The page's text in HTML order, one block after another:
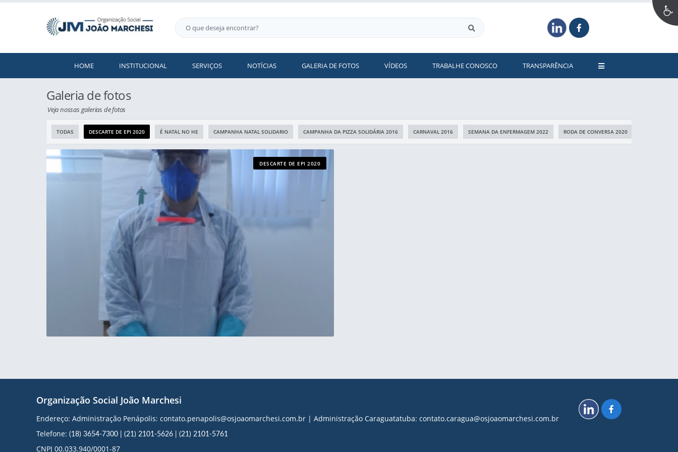
HOME INSTITUCIONAL SERVIÇOS NOTÍCIAS GALERIA DE FOTOS VÍDEOS TRABALHE CONOSCO TRANSPARÊNCIA
Galeria de fotos
Veja nossas galerias de fotos
TODAS DESCARTE DE EPI 2020 É NATAL NO HE CAMPANHA NATAL SOLIDARIO CAMPANHA DA PIZZA SOLIDÁRIA 2016 CARNAVAL 2016 SEMANA DA ENFERMAGEM 2022 RODA DE CONVERSA 2020
DESCARTE DE EPI 2020
Organização Social João Marchesi
Endereço: Administração Penápolis: contato.penapolis@osjoaomarchesi.com.br | Administração Caraguatatuba: contato.caragua@osjoaomarchesi.com.br
Telefone: (18) 3654-7300 | (21) 2101-5626 | (21) 2101-5761
CNPJ 00.033.940/0001-87